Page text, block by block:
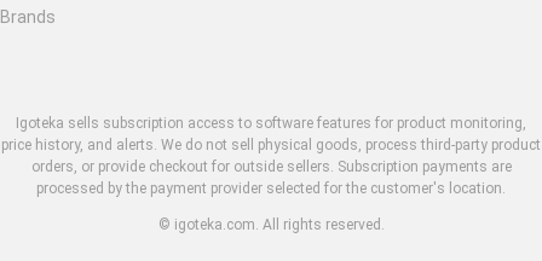
Brands
Igoteka sells subscription access to software features for product monitoring,
price history, and alerts. We do not sell physical goods, process third-party product
orders, or provide checkout for outside sellers. Subscription payments are
processed by the payment provider selected for the customer's location.
© igoteka.com. All rights reserved.